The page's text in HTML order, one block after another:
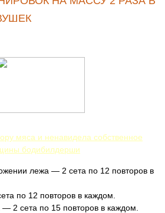
мяса и ненавидела собственное
бодибилдерши
лежа — 2 сета по 12 повторов в
по 12 повторов в каждом.
— 2 сета по 15 повторов в каждом.